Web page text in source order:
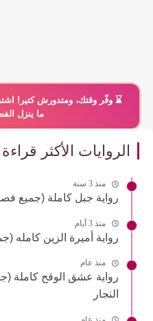
⌛️ وفّر وقتك، ومتدورش كتير!
ما ينزل
الروايات الأكثر
منذ 3 سنة
رواية جبل كاملة (جميع
منذ 3 أيام
رواية أميرة الزين كامله
منذ عام
رواية عشق الوقح كاملة
النجار